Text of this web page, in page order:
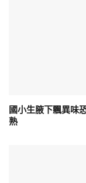
國小生腋下飄異味
熟